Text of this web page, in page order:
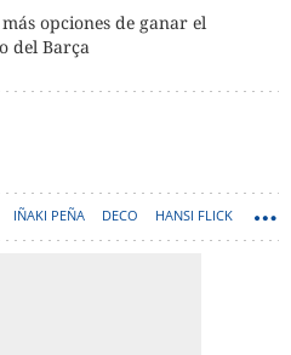
opciones de ganar el
del Barça
IÑAKI PEÑA DECO HANSI FLICK